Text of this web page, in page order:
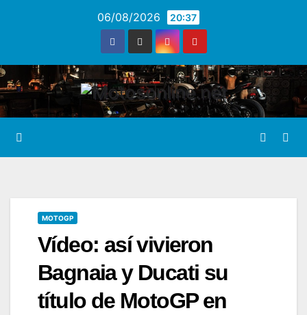
06/08/2026 20:37
MOTOGP
Vídeo: así vivieron
Bagnaia y Ducati su
título de MotoGP en